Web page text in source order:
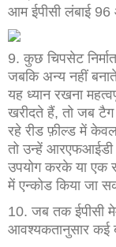
आम ईपीसी लंबाई
9. कुछ चिपसेट
जबकि अन्य नहीं
यह ध्यान रखना
खरीदते हैं, तो जब टैग
रहे रीड फ़ील्ड में
तो उन्हें
उपयोग करके या एक
में एन्कोड किया जा
10. जब तक ईपीसी
आवश्यकतानुसार कई